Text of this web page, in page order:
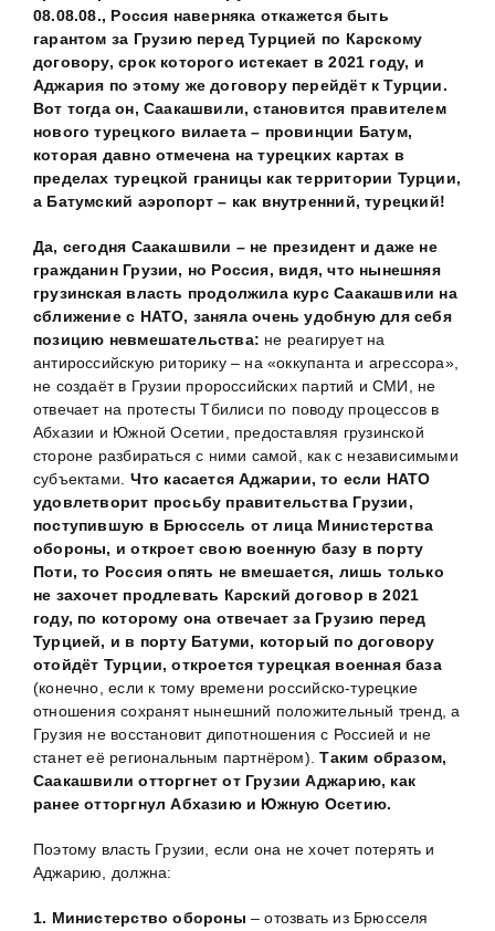
08.08.08., Россия наверняка откажется быть
гарантом за Грузию перед Турцией по Карскому
договору, срок которого истекает в 2021 году, и
Аджария по этому же договору перейдёт к Турции.
Вот тогда он, Саакашвили, становится правителем
нового турецкого вилаета – провинции Батум,
которая давно отмечена на турецких картах в
пределах турецкой границы как территории Турции,
а Батумский аэропорт – как внутренний, турецкий!
Да, сегодня Саакашвили – не президент и даже не
гражданин Грузии, но Россия, видя, что нынешняя
грузинская власть продолжила курс Саакашвили на
сближение с НАТО, заняла очень удобную для себя
позицию невмешательства: не реагирует на
антироссийскую риторику – на «оккупанта и агрессора»,
не создаёт в Грузии пророссийских партий и СМИ, не
отвечает на протесты Тбилиси по поводу процессов в
Абхазии и Южной Осетии, предоставляя грузинской
стороне разбираться с ними самой, как с независимыми
субъектами. Что касается Аджарии, то если НАТО
удовлетворит просьбу правительства Грузии,
поступившую в Брюссель от лица Министерства
обороны, и откроет свою военную базу в порту
Поти, то Россия опять не вмешается, лишь только
не захочет продлевать Карский договор в 2021
году, по которому она отвечает за Грузию перед
Турцией, и в порту Батуми, который по договору
отойдёт Турции, откроется турецкая военная база
(конечно, если к тому времени российско-турецкие
отношения сохранят нынешний положительный тренд, а
Грузия не восстановит дипотношения с Россией и не
станет её региональным партнёром). Таким образом,
Саакашвили отторгнет от Грузии Аджарию, как
ранее отторгнул Абхазию и Южную Осетию.
Поэтому власть Грузии, если она не хочет потерять и
Аджарию, должна:
1. Министерство обороны – отозвать из Брюсселя